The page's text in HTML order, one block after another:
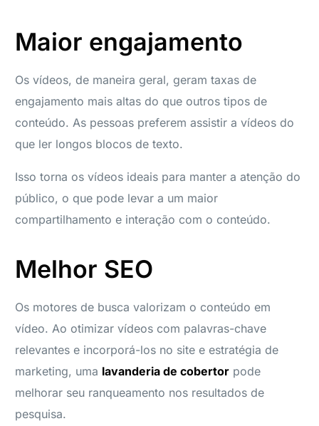
Maior engajamento
Os vídeos, de maneira geral, geram taxas de
engajamento mais altas do que outros tipos de
conteúdo. As pessoas preferem assistir a vídeos do
que ler longos blocos de texto.
Isso torna os vídeos ideais para manter a atenção do
público, o que pode levar a um maior
compartilhamento e interação com o conteúdo.
Melhor SEO
Os motores de busca valorizam o conteúdo em
vídeo. Ao otimizar vídeos com palavras-chave
relevantes e incorporá-los no site e estratégia de
marketing, uma lavanderia de cobertor pode
melhorar seu ranqueamento nos resultados de
pesquisa.